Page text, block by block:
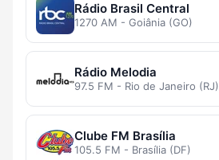
Rádio Brasil Central
1270 AM - Goiânia (GO)
Rádio Melodia
97.5 FM - Rio de Janeiro (RJ)
Clube FM Brasília
105.5 FM - Brasília (DF)